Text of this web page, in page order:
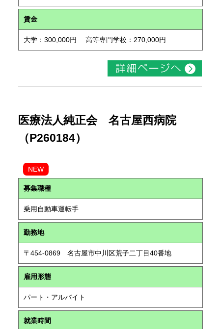
賃金
大学：300,000円 高等専門学校：270,000円
医療法人純正会 名古屋西病院
（P260184）
NEW
募集職種
乗用自動車運転手
勤務地
〒454-0869 名古屋市中川区荒子二丁目40番地
雇用形態
パート・アルバイト
就業時間